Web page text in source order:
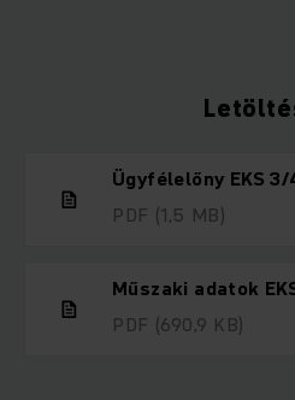
Ügyfélelőny EKS 3/
PDF (1,5 MB)
Műszaki adatok
PDF (690,9 KB)